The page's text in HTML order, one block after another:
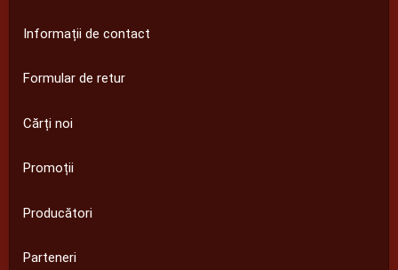
Informații de contact
Formular de retur
Cărți noi
Promoții
Producători
Parteneri